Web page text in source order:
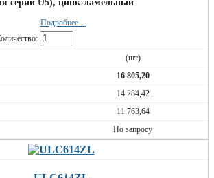
серии U5), цинк-ламельный
Подробнее ...
(шт)
16 805,20
14 284,42
11 763,64
По запросу